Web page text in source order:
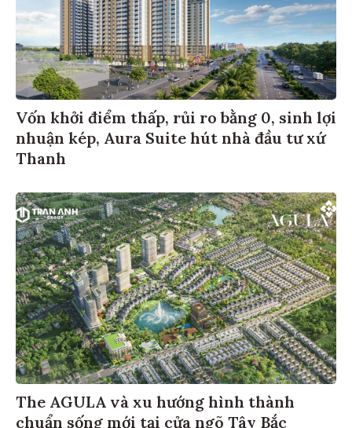
Vốn khởi điểm thấp, rủi ro bằng 0, sinh lợi
nhuận kép, Aura Suite hút nhà đầu tư xứ
Thanh
The AGULA và xu hướng hình thành